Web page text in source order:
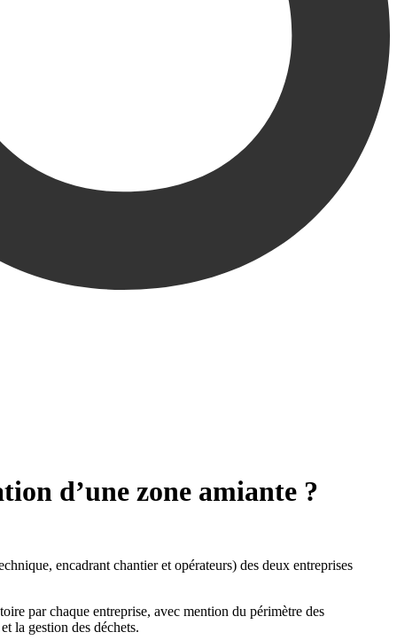
d’une zone amiante ?
encadrant chantier et opérateurs) des deux entreprises
par chaque entreprise, avec mention du périmètre des
la gestion des déchets.